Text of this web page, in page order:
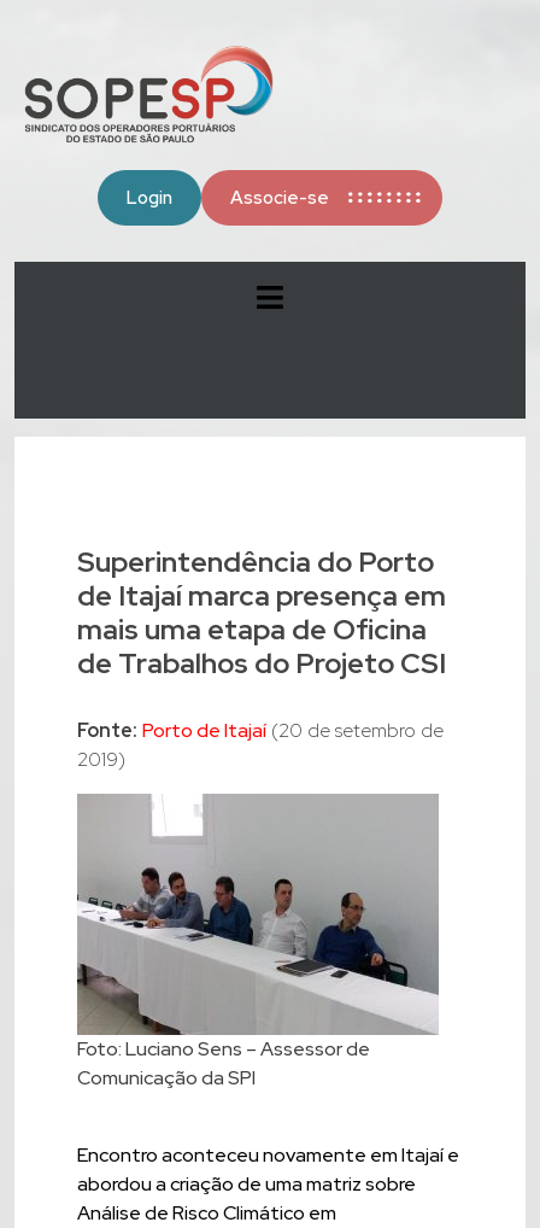
Login Associe-se
Superintendência do Porto
de Itajaí marca presença em
mais uma etapa de Oficina
de Trabalhos do Projeto CSI
Fonte: Porto de Itajaí(20 de setembro de
2019)
Foto: Luciano Sens – Assessor de
Comunicação da SPI
Encontro aconteceu novamente em Itajaí e
abordou a criação de uma matriz sobre
Análise de Risco Climático em